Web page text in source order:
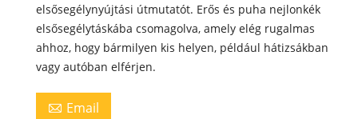
elsősegélynyújtási útmutatót. Erős és puha nejlonkék
elsősegélytáskába csomagolva, amely elég rugalmas
ahhoz, hogy bármilyen kis helyen, például hátizsákban
vagy autóban elférjen.
 Email